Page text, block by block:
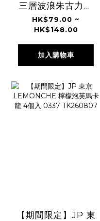
三層波浪朱古力貓
舌餅 4533
TK260807
HK$79.00 ~
HK$148.00
加入購物車
【期間限定】JP 東